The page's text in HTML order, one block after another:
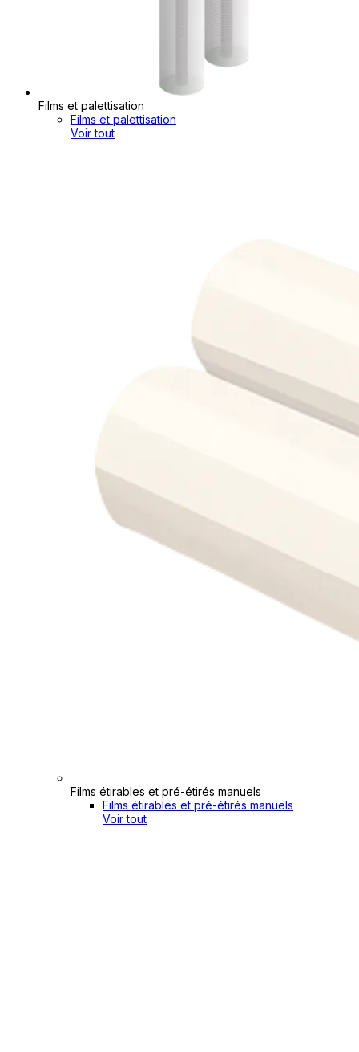
Films et palettisation
Films et palettisation
Voir tout
Films étirables et pré-étirés manuels
Films étirables et pré-étirés manuels
Voir tout